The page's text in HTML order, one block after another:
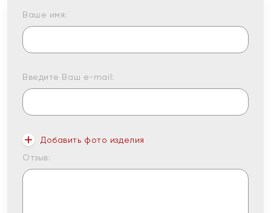
Ваше имя:
Введите Ваш e-mail:
Добавить фото изделия
Отзыв: